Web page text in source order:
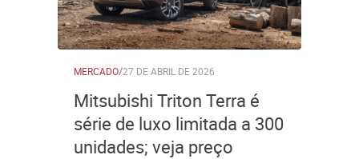
MERCADO/27 DE ABRIL DE 2026
Mitsubishi Triton Terra é
série de luxo limitada a 300
unidades; veja preço